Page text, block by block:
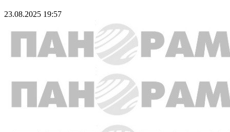
23.08.2025 19:57